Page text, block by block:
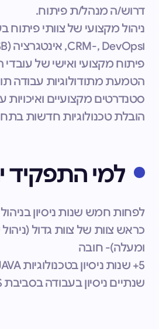
דרוש/ה מנהל/ת פיתוח.
ניהול מקצועי של צוותי פיתוח
וCRM-, DevOps, אינטגרציה (ESB)
פיתוח מקצועי ואישי של
הטמעת מתודולוגיות עבודה
סטנדרטים מקצועיים ואיכויות
הובלת טכנולוגיות חדשות
למי התפקיד
לפחות חמש שנות ניסיון בניהול
ומעלה)- חובה
5+ שנות ניסיון בטכנולוגיות NET / JAVA.
שנתיים ניסיון בעבודה בסביבת AWS